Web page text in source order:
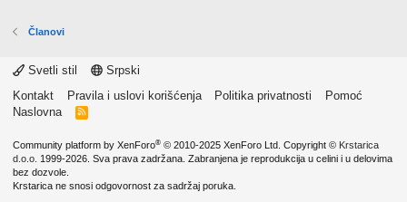
Članovi
Svetli stil
Srpski
Kontakt
Pravila i uslovi korišćenja Politika privatnosti
Pomoć
Naslovna
R
Community platform by XenForo® © 2010-2025 XenForo Ltd. Copyright © Krstarica
d.o.o. 1999-2026. Sva prava zadržana. Zabranjena je reprodukcija u celini i u delovima
bez dozvole.
Krstarica ne snosi odgovornost za sadržaj poruka.